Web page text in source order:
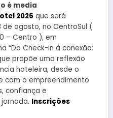
é media
2026 que será
de agosto, no CentroSul (
– Centro ), em
“Do Check-in à conexão:
propõe uma reflexão
hoteleira, desde o
com o empreendimento
confiança e
Inscrições